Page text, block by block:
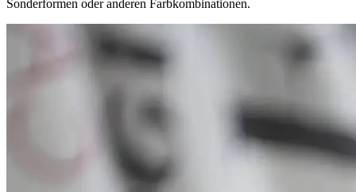
Sonderformen oder anderen Farbkombinationen.